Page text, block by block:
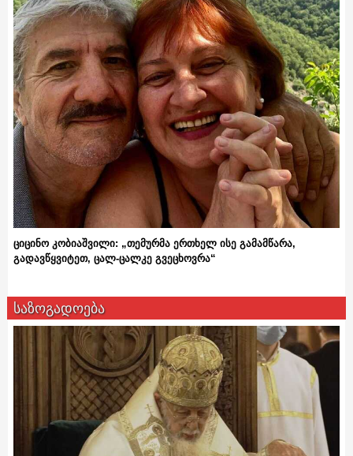
ციცინო კობიაშვილი: „თემურმა ერთხელ ისე გამამწარა,
გადავწყვიტეთ, ცალ-ცალკე გვეცხოვრა“
საზოგადოება